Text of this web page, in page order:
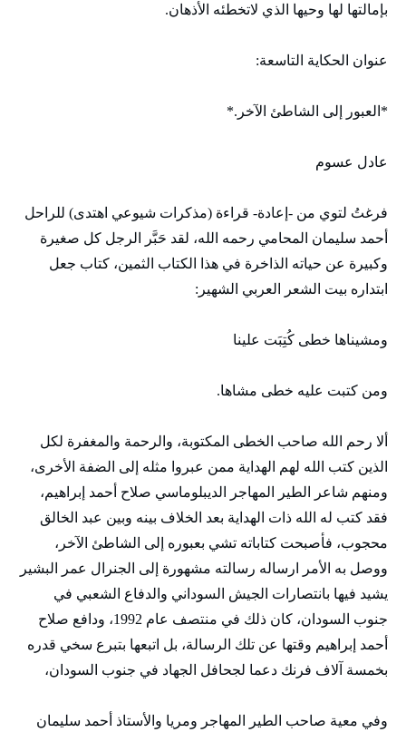
بإمالتها لها وحيها الذي لاتخطئه الأذهان.
عنوان الحكاية التاسعة:
*العبور إلى الشاطئ الآخر.*
عادل عسوم
فرغتُ لتوي من -إعادة- قراءة (مذكرات شيوعي اهتدى) للراحل
أحمد سليمان المحامي رحمه الله، لقد حَبَّر الرجل كل صغيرة
وكبيرة عن حياته الذاخرة في هذا الكتاب الثمين، كتاب جعل
ابتداره بيت الشعر العربي الشهير:
ومشيناها خطى كُتِبَت علينا
ومن كتبت عليه خطى مشاها.
ألا رحم الله صاحب الخطى المكتوبة، والرحمة والمغفرة لكل
الذين كتب الله لهم الهداية ممن عبروا مثله إلى الضفة الأخرى،
ومنهم شاعر الطير المهاجر الديبلوماسي صلاح أحمد إبراهيم،
فقد كتب له الله ذات الهداية بعد الخلاف بينه وبين عبد الخالق
محجوب، فأصبحت كتاباته تشي بعبوره إلى الشاطئ الآخر،
ووصل به الأمر ارساله رسالته مشهورة إلى الجنرال عمر البشير
يشيد فيها بانتصارات الجيش السوداني والدفاع الشعبي في
جنوب السودان، كان ذلك في منتصف عام 1992، ودافع صلاح
أحمد إبراهيم وقتها عن تلك الرسالة، بل اتبعها بتبرع سخي قدره
بخمسة آلاف فرنك دعما لجحافل الجهاد في جنوب السودان،
وفي معية صاحب الطير المهاجر ومريا والأستاذ أحمد سليمان